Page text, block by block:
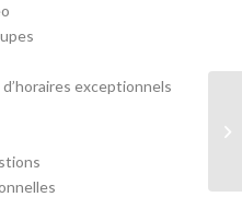
exceptionnels